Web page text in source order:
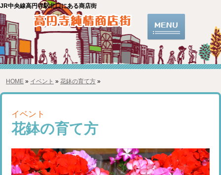
JR中央線高円寺駅北口にある商店街
HOME » イベント » 花鉢の育て方»
イベント
花鉢の育て方